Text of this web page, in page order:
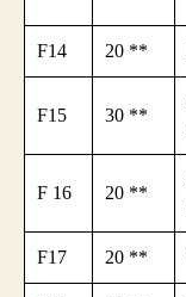
F14 20 **
F15 30 **
F 16 20 **
F17 20 **